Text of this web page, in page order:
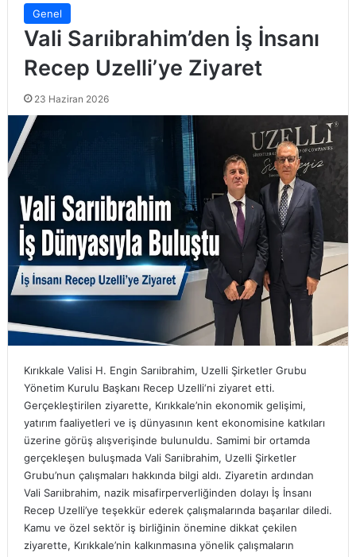
Genel
Vali Sarıibrahim’den İş İnsanı
Recep Uzelli’ye Ziyaret
23 Haziran 2026
Kırıkkale Valisi H. Engin Sarıibrahim, Uzelli Şirketler Grubu
Yönetim Kurulu Başkanı Recep Uzelli‘ni ziyaret etti.
Gerçekleştirilen ziyarette, Kırıkkale’nin ekonomik gelişimi,
yatırım faaliyetleri ve iş dünyasının kent ekonomisine katkıları
üzerine görüş alışverişinde bulunuldu. Samimi bir ortamda
gerçekleşen buluşmada Vali Sarıibrahim, Uzelli Şirketler
Grubu’nun çalışmaları hakkında bilgi aldı. Ziyaretin ardından
Vali Sarıibrahim, nazik misafirperverliğinden dolayı İş İnsanı
Recep Uzelli’ye teşekkür ederek çalışmalarında başarılar diledi.
Kamu ve özel sektör iş birliğinin önemine dikkat çekilen
ziyarette, Kırıkkale’nin kalkınmasına yönelik çalışmaların